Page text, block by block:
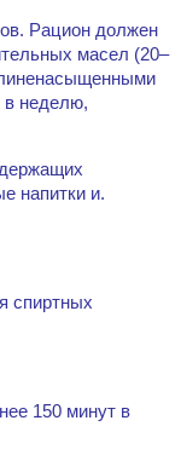
Рацион должен
масел (20–
в неделю,
напитки и.
спиртных
150 минут в